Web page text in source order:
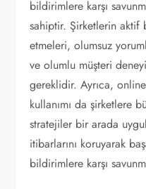
bildirimlere karşı
sahiptir. Şirketlerin aktif
etmeleri, olumsuz
ve olumlu müşteri
gereklidir. Ayrıca,
kullanımı da şirketlere
stratejiler bir arada
itibarlarını koruyarak
bildirimlere karşı